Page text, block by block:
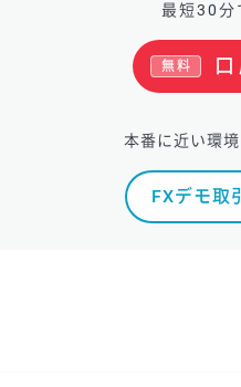
最短30分
無料
本番に近い環
FXデモ取